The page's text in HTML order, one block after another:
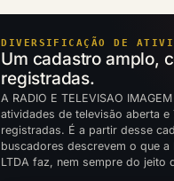
DIVERSIFICAÇÃO DE
Um cadastro amplo,
registradas.
A RADIO E TELEVISAO
atividades de televisão aberta
registradas. É a partir desse
buscadores descrevem o que a
LTDA faz, nem sempre do jeito